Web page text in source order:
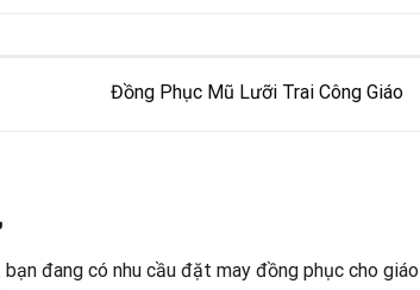
Đồng Phục Mũ Lưỡi Trai Công Giáo
đang có nhu cầu đặt may đồng phục cho giáo